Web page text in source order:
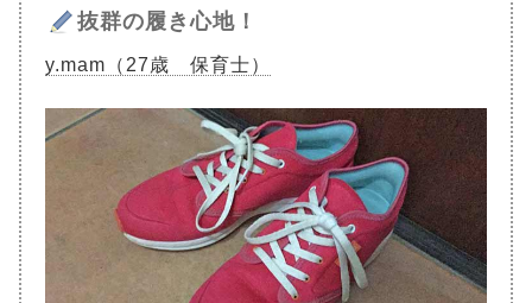
抜群の履き心地！
y.mam（27歳 保育士）